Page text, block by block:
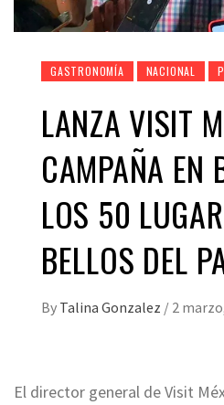
GASTRONOMÍA NACIONAL
LANZA VISIT
CAMPAÑA EN
LOS 50
BELLOS DEL
By Talina Gonzalez / 2
El director general de Visit